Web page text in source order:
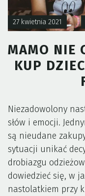
27 kwietnia 2021
MAMO NIE
KUP
Niezadowolony
słów i emocji.
są nieudane
sytuacji unikać
drobiazgu
dowiedzieć się, w
nastolatkiem przy